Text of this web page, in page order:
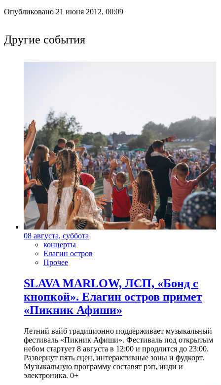
Опубликовано 21 июня 2012, 00:09
Другие события
08 августа, суббота
концерты
Елагин остров
Прочее
SLAVA MARLOW, ЛСП, «Бонд с
кнопкой». Елагин остров примет
«Пикник Афиши»
Летний вайб традиционно поддерживает музыкальный
фестиваль «Пикник Афиши». Фестиваль под открытым
небом стартует 8 августа в 12:00 и продлится до 23:00.
Развернут пять сцен, интерактивные зоны и фудкорт.
Музыкальную программу составят рэп, инди и
электроника. 0+